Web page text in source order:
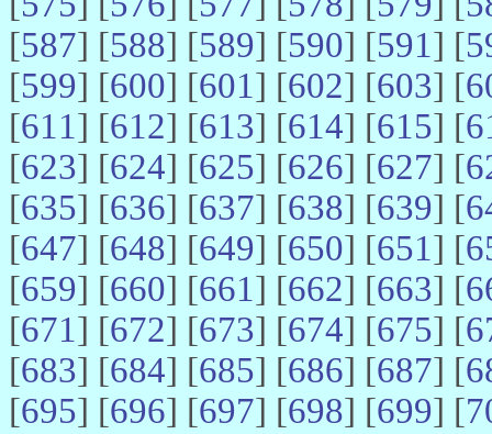
[587] [588] [589] [590] [591] [
[599] [600] [601] [602] [603] [
[611] [612] [613] [614] [615] [
[623] [624] [625] [626] [627] [
[635] [636] [637] [638] [639] [
[647] [648] [649] [650] [651] [
[659] [660] [661] [662] [663] [
[671] [672] [673] [674] [675] [
[683] [684] [685] [686] [687] [
[695] [696] [697] [698] [699] [